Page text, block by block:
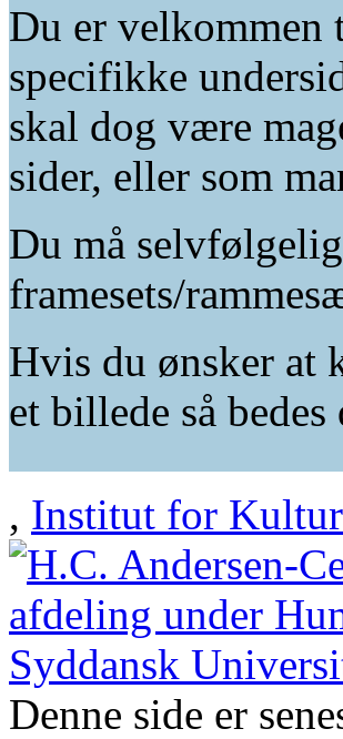
Du er
specifikke
skal dog være
sider, eller som
Du må
framesets/
Hvis du ønsker at
et billede så bedes
, Institut for
Denne side er